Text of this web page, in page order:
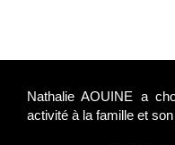
Nathalie AOUINE a
activité à la famille et